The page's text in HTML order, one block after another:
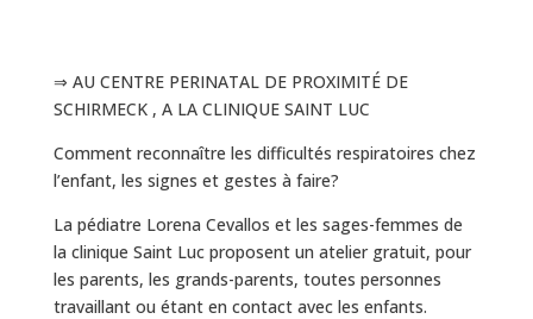
⇒ AU CENTRE PERINATAL DE PROXIMITÉ DE
SCHIRMECK , A LA CLINIQUE SAINT LUC
Comment reconnaître les difficultés respiratoires chez
l’enfant, les signes et gestes à faire?
La pédiatre Lorena Cevallos et les sages-femmes de
la clinique Saint Luc proposent un atelier gratuit, pour
les parents, les grands-parents, toutes personnes
travaillant ou étant en contact avec les enfants.